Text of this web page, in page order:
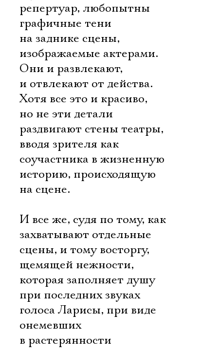
репертуар, любопытны
графичные тени
на заднике сцены,
изображаемые актерами.
Они и развлекают,
и отвлекают от действа.
Хотя все это и красиво,
но не эти детали
раздвигают стены театры,
вводя зрителя как
соучастника в жизненную
историю, происходящую
на сцене.
И все же, судя по тому, как
захватывают отдельные
сцены, и тому восторгу,
щемящей нежности,
которая заполняет душу
при последних звуках
голоса Ларисы, при виде
онемевших
в растерянности